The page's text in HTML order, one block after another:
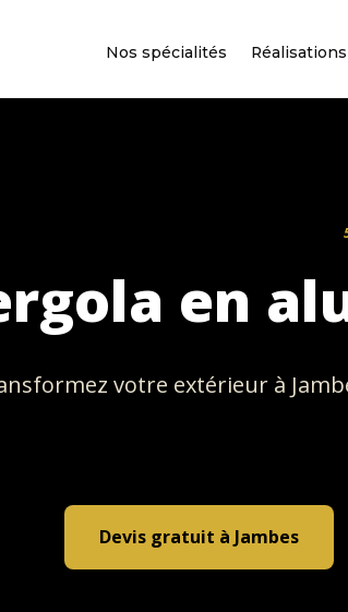
Nos spécialités Réalisations
en
votre extérieur à
Devis gratuit à Jambes